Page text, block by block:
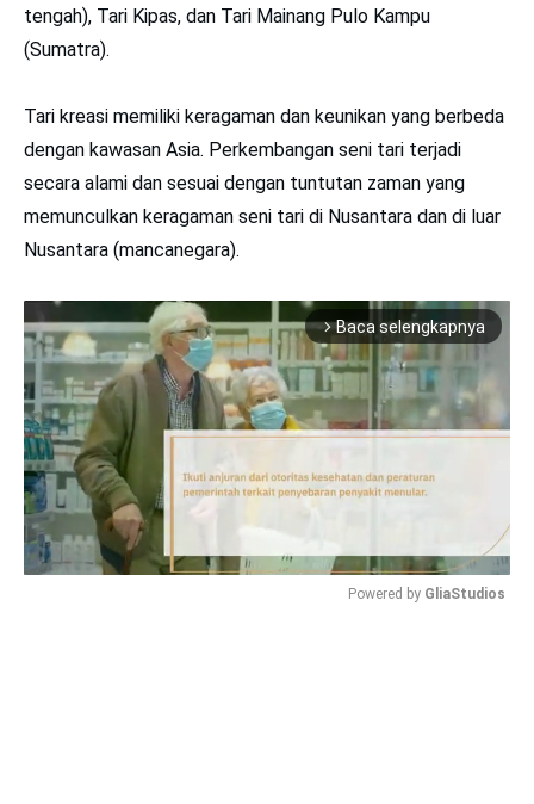
tengah), Tari Kipas, dan Tari Mainang Pulo Kampu
(Sumatra).
Tari kreasi memiliki keragaman dan keunikan yang berbeda
dengan kawasan Asia. Perkembangan seni tari terjadi
secara alami dan sesuai dengan tuntutan zaman yang
memunculkan keragaman seni tari di Nusantara dan di luar
Nusantara (mancanegara).
arrow_forward_ios Baca selengkapnya
Powered by GliaStudios